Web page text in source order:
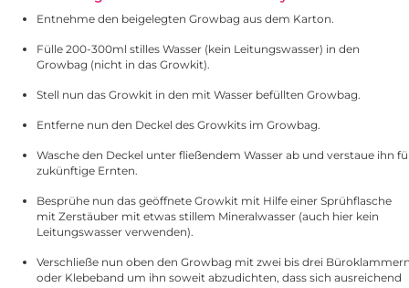
Entnehme den beigelegten Growbag aus dem Karton.
Fülle 200-300ml stilles Wasser (kein Leitungswasser) in den
Growbag (nicht in das Growkit).
Stell nun das Growkit in den mit Wasser befüllten Growbag.
Entferne nun den Deckel des Growkits im Growbag.
Wasche den Deckel unter fließendem Wasser ab und verstaue ihn
zukünftige Ernten.
Besprühe nun das geöffnete Growkit mit Hilfe einer Sprühflasche
mit Zerstäuber mit etwas stillem Mineralwasser (auch hier kein
Leitungswasser verwenden).
Verschließe nun oben den Growbag mit zwei bis drei
oder Klebeband um ihn soweit abzudichten, dass sich ausreichend